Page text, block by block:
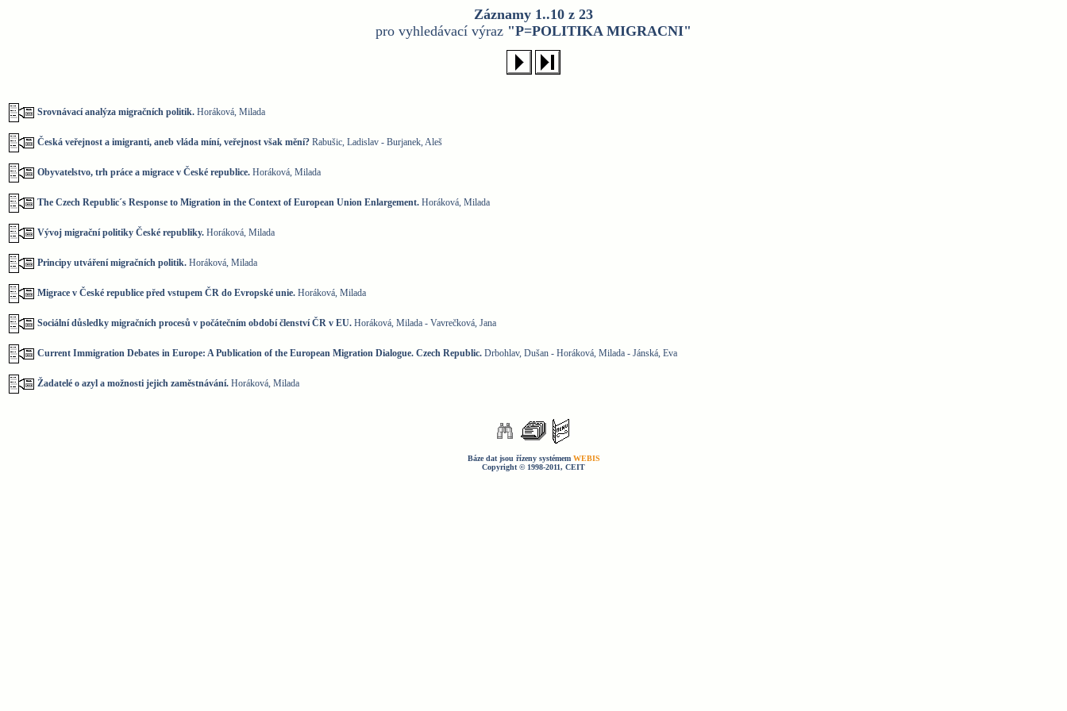
Záznamy 1..10 z 23
pro vyhledávací výraz "P=POLITIKA MIGRACNI"
Srovnávací analýza migračních politik. Horáková, Milada
Česká veřejnost a imigranti, aneb vláda míní, veřejnost však mění? Rabušic, Ladislav - Burjanek, Aleš
Obyvatelstvo, trh práce a migrace v České republice. Horáková, Milada
The Czech Republic´s Response to Migration in the Context of European Union Enlargement. Horáková, Milada
Vývoj migrační politiky České republiky. Horáková, Milada
Principy utváření migračních politik. Horáková, Milada
Migrace v České republice před vstupem ČR do Evropské unie. Horáková, Milada
Sociální důsledky migračních procesů v počátečním období členství ČR v EU. Horáková, Milada - Vavrečková, Jana
Current Immigration Debates in Europe: A Publication of the European Migration Dialogue. Czech Republic. Drbohlav, Dušan - Horáková, Milada - Jánská, Eva
Žadatelé o azyl a možnosti jejich zaměstnávání. Horáková, Milada
Báze dat jsou řízeny systémem WEBIS
Copyright © 1998-2011, CEIT